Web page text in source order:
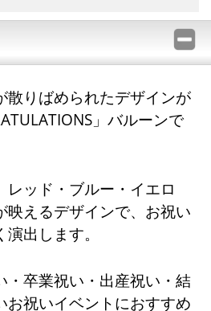
散りばめられたデザインが
」バルーンで
レッド・ブルー・イエロ
映えるデザインで、お祝い
出します。
・卒業祝い・出産祝い・結
お祝いイベントにおすすめ